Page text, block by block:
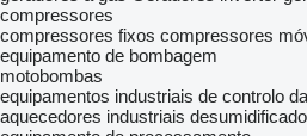
compressores
compressores fixos compressores
equipamento de bombagem
motobombas
equipamentos industriais de controlo
aquecedores industriais